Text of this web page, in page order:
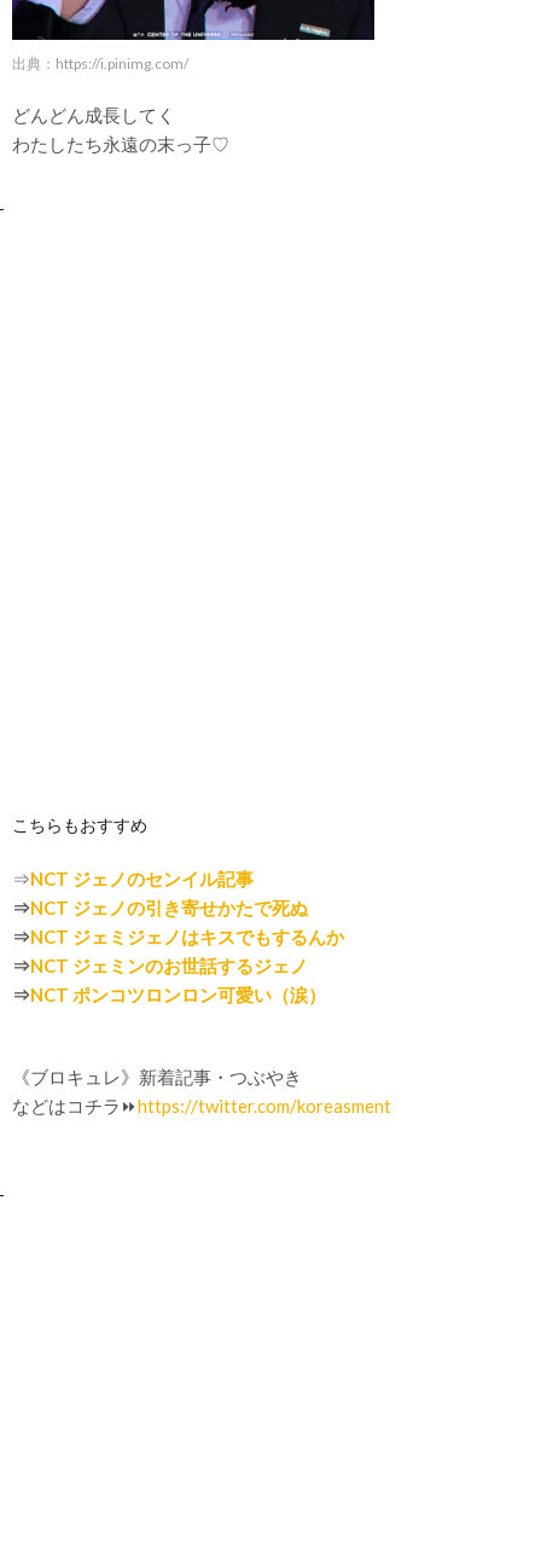
出典： https://i.pinimg.com/
どんどん成長してく
わたしたち永遠の末っ子♡
こちらもおすすめ
⇒NCT ジェノのセンイル記事
⇒NCT ジェノの引き寄せかたで死ぬ
⇒NCT ジェミジェノはキスでもするんか
⇒NCT ジェミンのお世話するジェノ
⇒NCT ポンコツロンロン可愛い（涙）
《ブロキュレ》新着記事・つぶやき
などはコチラ⏩https://twitter.com/koreasment